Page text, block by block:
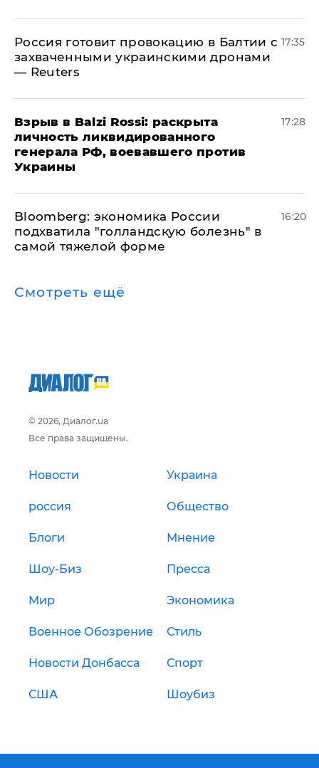
​Россия готовит провокацию в Балтии с
захваченными украинскими дронами
— Reuters
17:35
​Взрыв в Balzi Rossi: раскрыта
личность ликвидированного
генерала РФ, воевавшего против
Украины
17:28
Bloomberg: экономика России
подхватила "голландскую болезнь" в
самой тяжелой форме
16:20
Смотреть ещё
© 2026, Диалог.ua
Все права защищены.
Новости Украина
россия Общество
Блоги Мнение
Шоу-Биз Пресса
Мир Экономика
Военное Обозрение Стиль
Новости Донбасса Спорт
США Шоубиз